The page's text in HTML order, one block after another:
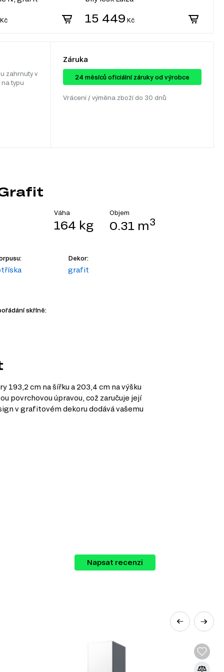
Kč 15 449 Kč
zahrnuty v
typu
Záruka
24 ​​​​měsíců oficiální záruky od výrobce
Vrácení / výměna zboží do 30 dnů
Váha
164 kg
Objem
0.31 m3
Dekor:
grafit
skříně:
193,2 cm na šířku a 203,4 cm na výšku
povrchovou úpravou, což zaručuje její
v grafitovém dekoru dodává vašemu
Napsat recenzi